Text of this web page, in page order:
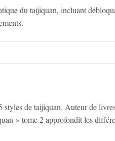
du taijiquan, incluant
de taijiquan. Auteur de
» tome 2 approfondit les